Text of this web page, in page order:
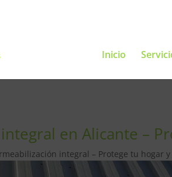
Inicio
en Alicante –
integral – Protege tu hogar